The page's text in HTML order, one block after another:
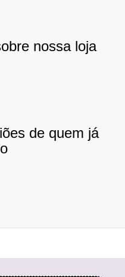
nossa loja
de quem já